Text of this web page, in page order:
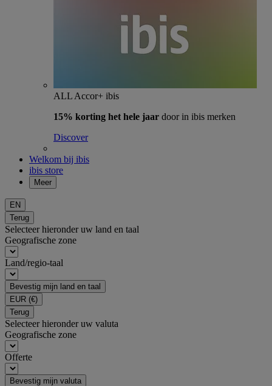
ALL Accor+ ibis
15% korting het hele jaar door in ibis merken
Discover
Welkom bij ibis
ibis store
Meer
EN
Terug
Selecteer hieronder uw land en taal
Geografische zone
Land/regio-taal
Bevestig mijn land en taal
EUR (€)
Terug
Selecteer hieronder uw valuta
Geografische zone
Offerte
Bevestig mijn valuta